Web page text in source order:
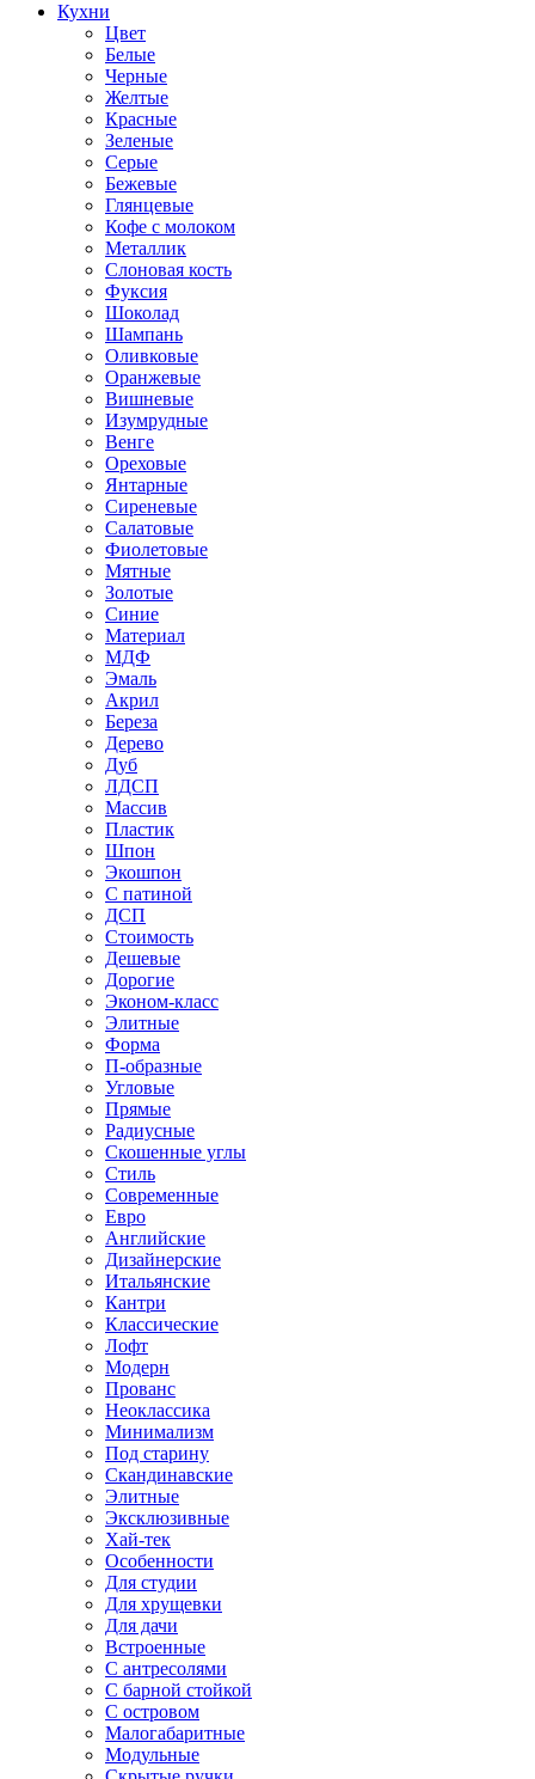
Кухни
Цвет
Белые
Черные
Желтые
Красные
Зеленые
Серые
Бежевые
Глянцевые
Кофе с молоком
Металлик
Слоновая кость
Фуксия
Шоколад
Шампань
Оливковые
Оранжевые
Вишневые
Изумрудные
Венге
Ореховые
Янтарные
Сиреневые
Салатовые
Фиолетовые
Мятные
Золотые
Синие
Материал
МДФ
Эмаль
Акрил
Береза
Дерево
Дуб
ЛДСП
Массив
Пластик
Шпон
Экошпон
С патиной
ДСП
Стоимость
Дешевые
Дорогие
Эконом-класс
Элитные
Форма
П-образные
Угловые
Прямые
Радиусные
Скошенные углы
Стиль
Современные
Евро
Английские
Дизайнерские
Итальянские
Кантри
Классические
Лофт
Модерн
Прованс
Неоклассика
Минимализм
Под старину
Скандинавские
Элитные
Эксклюзивные
Хай-тек
Особенности
Для студии
Для хрущевки
Для дачи
Встроенные
С антресолями
С барной стойкой
С островом
Малогабаритные
Модульные